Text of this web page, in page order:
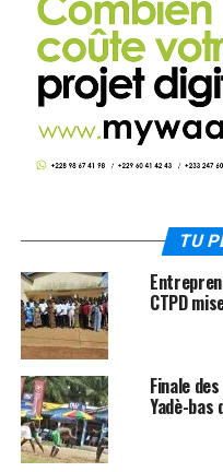
TU
CTPD
Finale
Yadè-bas